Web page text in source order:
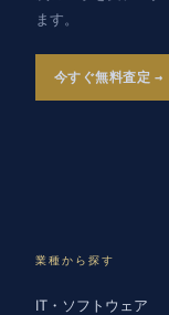
ます。
今すぐ無料査定
業種から探す
IT・ソフトウェア